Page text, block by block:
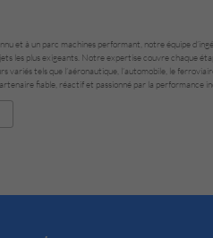
et à un parc machines performant, notre équipe
les plus exigeants. Notre expertise couvre chaque
tels que l’aéronautique, l’automobile, le
fiable, réactif et passionné par la performance